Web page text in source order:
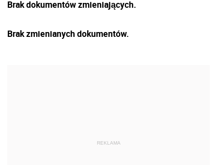
Brak dokumentów zmieniających.
Brak zmienianych dokumentów.